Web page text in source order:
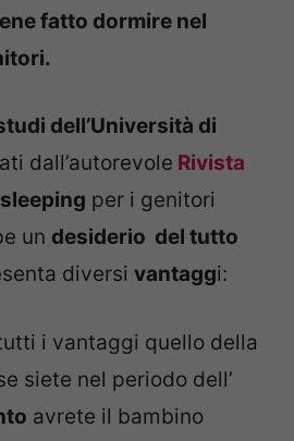
fatto dormire nel
dell’Università di
dall’autorevole Rivista
per i genitori
un desiderio del tutto
diversi vantaggi:
i vantaggi quello della
siete nel periodo dell’
avrete il bambino